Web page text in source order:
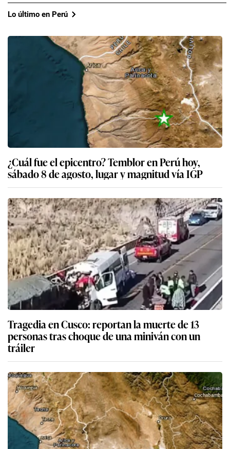
Lo último en Perú
¿Cuál fue el epicentro? Temblor en Perú hoy,
sábado 8 de agosto, lugar y magnitud vía IGP
Tragedia en Cusco: reportan la muerte de 13
personas tras choque de una miniván con un
tráiler